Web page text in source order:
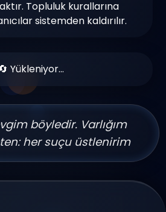
Topluluk kurallarına
sistemden kaldırılır.
🔄 Yükleniyor...
böyledir. Varlığım
her suçu üstlenirim